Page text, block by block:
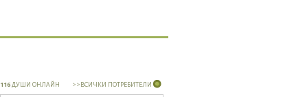
116ДУШИ ОНЛАЙН >>ВСИЧКИ ПОТРЕБИТЕЛИ